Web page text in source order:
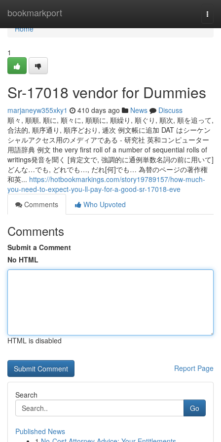
bookmarkport
Home
Home
1
Sr-17018 vendor for Dummies
marjaneyw355xky1 410 days ago News
Discuss
順々, 順順, 順に, 順々に, 順順に, 順繰り, 順ぐり, 順次, 順を追って,
合法的, 順序通り, 順序どおり, 逓次 例文帳に追加 DAT はシーケン
シャルアクセス用のメディアである - 研究社 英和コンピューター
用語辞典 例文 the very first roll of a number of sequential rolls of
writings発音を聞く [肯定文で, 強調的に通例単数名詞の前に用いて]
どんな…でも, どれでも…, だれ[何]でも… 為替のページの著作権
和英... https://hotbookmarkings.com/story19789157/how-much-
you-need-to-expect-you-ll-pay-for-a-good-sr-17018-eve
Comments
Who Upvoted
Comments
Submit a Comment
No HTML
HTML is disabled
Report Page
Search
Go
Published News